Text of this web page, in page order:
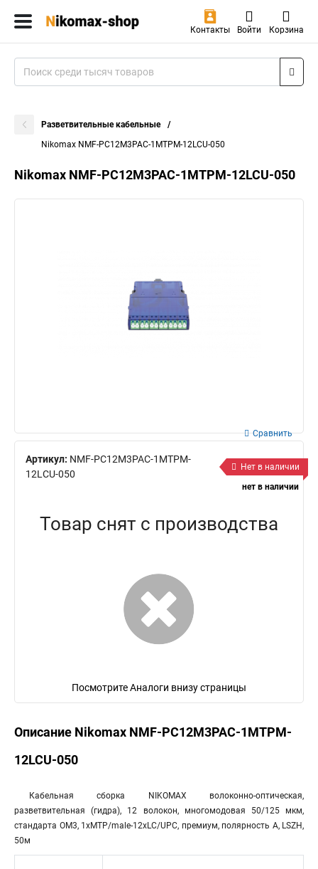
Контакты Войти Корзина
Разветвительные кабельные
Nikomax NMF-PC12M3PAC-1MTPM-12LCU-050
Nikomax NMF-PC12M3PAC-1MTPM-12LCU-050
Артикул: NMF-PC12M3PAC-1MTPM-
12LCU-050
Сравнить
Нет в наличии
нет в наличии
Товар снят с производства
Посмотрите Аналоги внизу страницы
Описание Nikomax NMF-PC12M3PAC-1MTPM-
12LCU-050
Кабельная сборка NIKOMAX волоконно-оптическая,
разветвительная (гидра), 12 волокон, многомодовая 50/125 мкм,
стандарта OM3, 1xMTP/male-12xLC/UPC, премиум, полярность А, LSZH,
50м